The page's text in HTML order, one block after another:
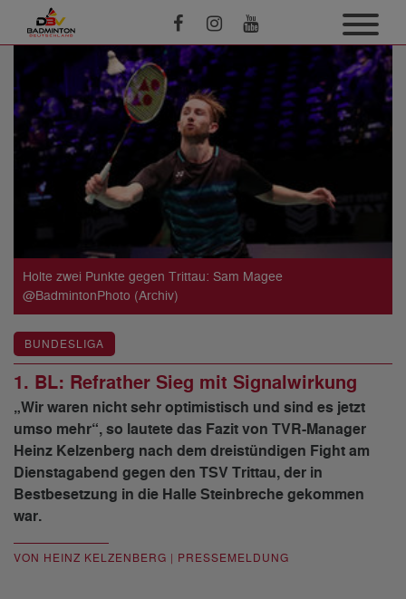
Holte zwei Punkte gegen Trittau: Sam Magee
@BadmintonPhoto (Archiv)
BUNDESLIGA
1. BL: Refrather Sieg mit Signalwirkung
„Wir waren nicht sehr optimistisch und sind es jetzt
umso mehr“, so lautete das Fazit von TVR-Manager
Heinz Kelzenberg nach dem dreistündigen Fight am
Dienstagabend gegen den TSV Trittau, der in
Bestbesetzung in die Halle Steinbreche gekommen
war.
VON HEINZ KELZENBERG | PRESSEMELDUNG